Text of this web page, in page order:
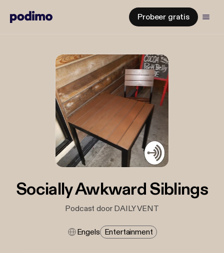
Probeer gratis
Socially Awkward Siblings
Podcast door DAILY VENT
Engels Entertainment